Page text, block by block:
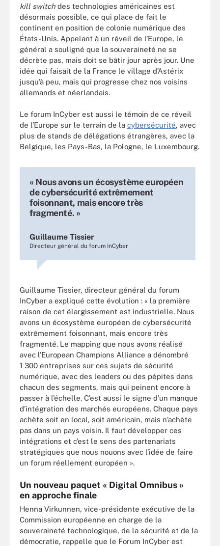
kill switch des technologies américaines est
désormais possible, ce qui place de fait le
continent en position de colonie numérique des
États-Unis. Appelant à un réveil de l’Europe, le
général a souligné que la souveraineté ne se
décrète pas, mais doit se bâtir jour après jour. Une
idée qui faisait de la France le village d’Astérix
jusqu’à peu, mais qui progresse chez nos voisins
allemands et néerlandais.
Le forum InCyber est aussi le témoin de ce réveil
de l’Europe sur le terrain de la cybersécurité, avec
plus de stands de délégations étrangères, avec la
Belgique, les Pays-Bas, la Pologne, le Luxembourg.
« Nous avons un écosystème européen
de cybersécurité extrêmement
foisonnant, mais encore très
fragmenté. »
Guillaume Tissier
Directeur général du forum InCyber
Guillaume Tissier, directeur général du forum
InCyber a expliqué cette évolution : « la première
raison de cet élargissement est industrielle. Nous
avons un écosystème européen de cybersécurité
extrêmement foisonnant, mais encore très
fragmenté. Le mapping que nous avons réalisé
avec l’European Champions Alliance a dénombré
1 300 entreprises sur ces sujets de sécurité
numérique, avec des leaders ou des pépites dans
chacun des segments, mais qui peinent encore à
passer à l’échelle. C’est aussi le signe d’un manque
d’intégration des marchés européens. Chaque pays
achète soit en local, soit américain, mais n’achète
pas dans un pays voisin. Il faut développer ces
intégrations et c’est le sens des partenariats
stratégiques que nous nouons avec l’idée de faire
un forum réellement européen ».
Un nouveau paquet « Digital Omnibus »
en approche finale
Henna Virkunnen, vice-présidente exécutive de la
Commission européenne en charge de la
souveraineté technologique, de la sécurité et de la
démocratie, rappelle que le Forum InCyber est